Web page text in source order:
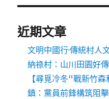
近期文章
文明中國行·傳統村人
納祿村：山川田園好
【尋覓冷冬“戰新竹
鎮：黨員前鋒構筑阻